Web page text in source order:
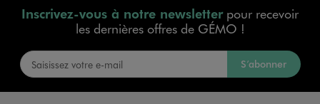
Inscrivez-vous à notre newsletterpour recevoir
les dernières offres de GÉMO !
S’abonner